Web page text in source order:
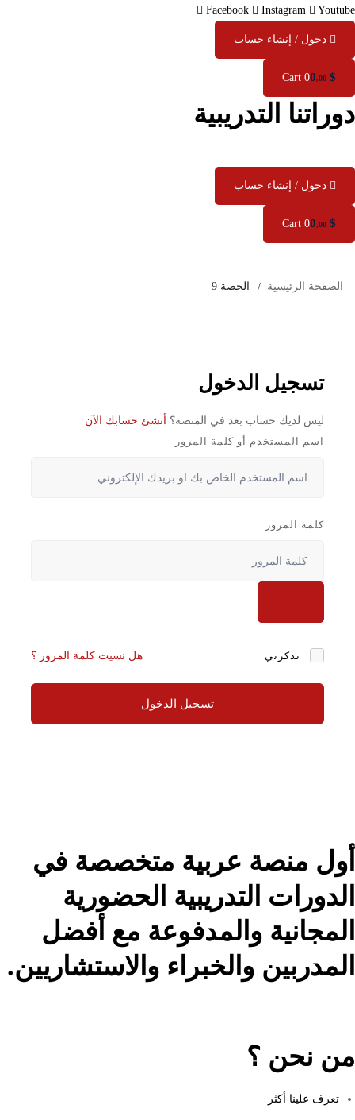
Facebook Instagram Youtube
دخول / إنشاء حساب
0,00 $
0
Cart
دوراتنا التدريبية
دخول / إنشاء حساب
0,00 $
0
Cart
الصفحة الرئيسية الحصة 9
تسجيل الدخول
ليس لديك حساب بعد في المنصة؟
أنشئ حسابك الآن
اسم المستخدم أو كلمة المرور
كلمة المرور
تذكرني هل نسيت كلمة المرور ؟
تسجيل الدخول
أول منصة عربية متخصصة في
الدورات التدريبية الحضورية
المجانية والمدفوعة مع أفضل
المدربين والخبراء والاستشاريين.
من نحن ؟
تعرف علينا أكثر